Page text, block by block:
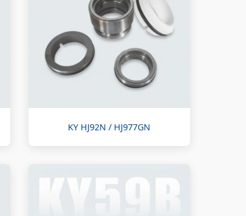
KY HJ92N / HJ977GN